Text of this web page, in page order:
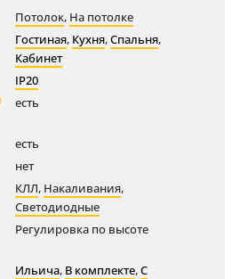
Потолок, На потолке
Гостиная, Кухня,Спальня,
Кабинет
IP20
есть
есть
нет
КЛЛ, Накаливания,
Светодиодные
Регулировка по высоте
Ильича, В комплекте,С